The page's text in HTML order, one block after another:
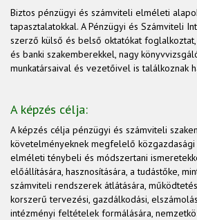
Biztos pénzügyi és számviteli elméleti
tapasztalatokkal. A Pénzügyi és Számviteli
szerző külső és belső oktatókat
és banki szakemberekkel, nagy
munkatársaival és vezetőivel is találkoznak
A képzés célja:
A képzés célja pénzügyi és számviteli
követelményeknek megfelelő
elméleti ténybeli és módszertani
előállítására, hasznosítására, a tudástőke,
számviteli rendszerek átlátására,
korszerű tervezési, gazdálkodási,
intézményi feltételek formálására,